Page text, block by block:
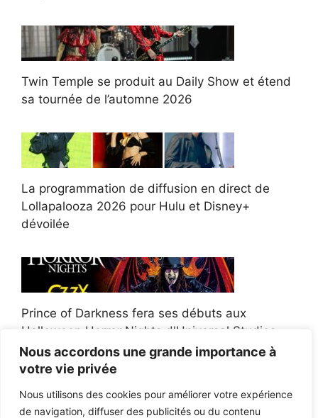
Nous accordons une grande importance à
votre vie privée
Nous utilisons des cookies pour améliorer votre expérience
de navigation, diffuser des publicités ou du contenu
Twin Temple se produit au Daily Show et étend
sa tournée de l’automne 2026
La programmation de diffusion en direct de
Lollapalooza 2026 pour Hulu et Disney+
dévoilée
Prince of Darkness fera ses débuts aux
Halloween Horror Nights d'Universal Studios